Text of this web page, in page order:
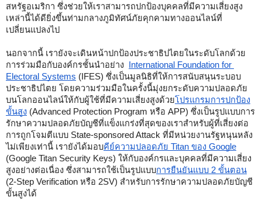
สหรัฐอเมริกา ซึ่งช่วยให้เราสามารถปกป้องบุคคลที่มีความเสี่ยงสูง
เหล่านี้ได้ดียิ่งขึ้นท่ามกลางภูมิทัศน์ภัยคุกคามทางออนไลน์ที่
เปลี่ยนแปลงไป
นอกจากนี้ เรายังจะเดินหน้าปกป้องประชาธิปไตยในระดับโลกด้วย
การร่วมมือกับองค์กรชั้นนำอย่าง
International Foundation for
Electoral Systems (IFES) ซึ่งเป็นมูลนิธิที่ให้การสนับสนุนระบอบ
ประชาธิปไตย โดยความร่วมมือในครั้งนี้มุ่งยกระดับความปลอดภัย
บนโลกออนไลน์ให้กับผู้ใช้ที่มีความเสี่ยงสูงด้วยโปรแกรมการปกป้อง
ขั้นสูง (Advanced Protection Program หรือ APP) ซึ่งเป็นรูปแบบการ
รักษาความปลอดภัยบัญชีที่แข็งแกร่งที่สุดของเราสำหรับผู้ที่เสี่ยงต่อ
การถูกโจมตีแบบ State-sponsored Attack ที่มีหน่วยงานรัฐหนุนหลัง
ไม่เพียงเท่านี้ เรายังได้มอบคีย์ความปลอดภัย Titan ของ Google
(Google Titan Security Keys) ให้กับองค์กรและบุคคลที่มีความเสี่ยง
สูงอย่างต่อเนื่อง ซึ่งสามารถใช้เป็นรูปแบบการยืนยันแบบ 2 ขั้นตอน
(2-Step Verification หรือ 2SV) สำหรับการรักษาความปลอดภัยบัญชี
ขั้นสูงได้